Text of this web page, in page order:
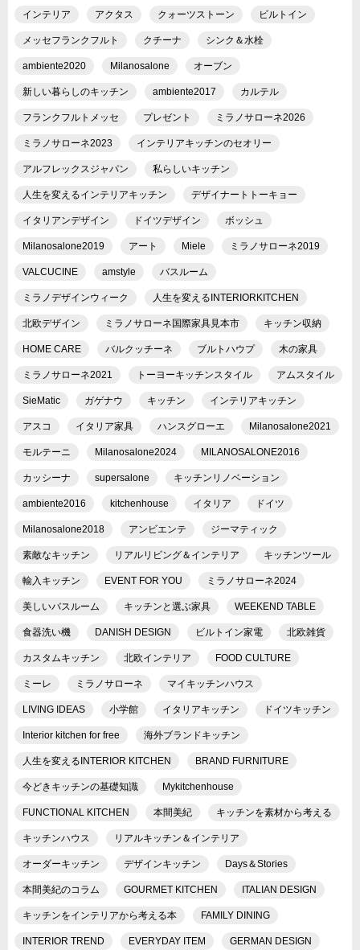
インテリア アクタス クォーツストーン ビルトイン
メッセフランクフルト クチーナ シンク＆水栓
ambiente2020 Milanosalone オーブン
新しい暮らしのキッチン ambiente2017 カルテル
フランクフルトメッセ プレゼント ミラノサローネ2026
ミラノサローネ2023 インテリアキッチンのセオリー
アルフレックスジャパン 私らしいキッチン
人生を変えるインテリアキッチン デザイナートトーキョー
イタリアンデザイン ドイツデザイン ボッシュ
Milanosalone2019 アート Miele ミラノサローネ2019
VALCUCINE amstyle バスルーム
ミラノデザインウィーク 人生を変えるINTERIORKITCHEN
北欧デザイン ミラノサローネ国際家具見本市 キッチン収納
HOME CARE バルクッチーネ ブルトハウプ 木の家具
ミラノサローネ2021 トーヨーキッチンスタイル アムスタイル
SieMatic ガゲナウ キッチン インテリアキッチン
アスコ イタリア家具 ハンスグローエ Milanosalone2021
モルテーニ Milanosalone2024 MILANOSALONE2016
カッシーナ supersalone キッチンリノベーション
ambiente2016 kitchenhouse イタリア ドイツ
Milanosalone2018 アンビエンテ ジーマティック
素敵なキッチン リアルリビング＆インテリア キッチンツール
輸入キッチン EVENT FOR YOU ミラノサローネ2024
美しいバスルーム キッチンと選ぶ家具 WEEKEND TABLE
食器洗い機 DANISH DESIGN ビルトイン家電 北欧雑貨
カスタムキッチン 北欧インテリア FOOD CULTURE
ミーレ ミラノサローネ マイキッチンハウス
LIVING IDEAS 小学館 イタリアキッチン ドイツキッチン
Interior kitchen for free 海外ブランドキッチン
人生を変えるINTERIOR KITCHEN BRAND FURNITURE
今どきキッチンの基礎知識 Mykitchenhouse
FUNCTIONAL KITCHEN 本間美紀 キッチンを素材から考える
キッチンハウス リアルキッチン＆インテリア
オーダーキッチン デザインキッチン Days＆Stories
本間美紀のコラム GOURMET KITCHEN ITALIAN DESIGN
キッチンをインテリアから考える本 FAMILY DINING
INTERIOR TREND EVERYDAY ITEM GERMAN DESIGN